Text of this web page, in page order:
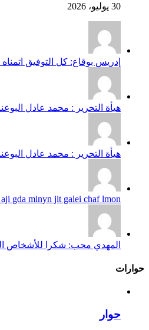
30 يوليو، 2026
إدريس بوقاع: كل التوفيق
هيأة التحرير : محمد عادل
هيأة التحرير : محمد عادل
gda minyn jit galei chaf lmon...
المهدي محب: شكرا للأشخاص
حوارات
حوار